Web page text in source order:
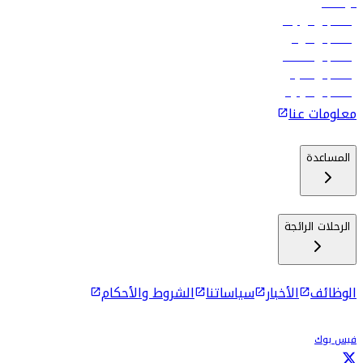
رحلات إلى تبيليسي
رحلات إلى الرياض
رحلات إلى مسقط
رحلات إلى ماليه
رحلات إلى كولومبو
معلومات عنا
المساعدة
الرحلات الرائجة
الوظائف الأخبار سياساتنا الشروط والأحكام
فيس بوك